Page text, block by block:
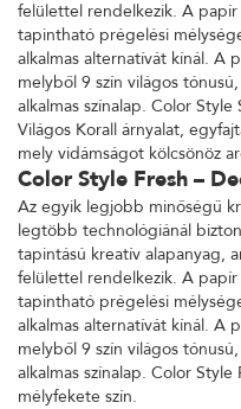
felülettel rendelkezik. A
tapintható prégelési
alkalmas alternatívát kínál. A
melyből 9 szín világos
alkalmas színalap. Color
Világos Korall árnyalat,
mely vidámságot kölcsönöz
Color Style Fresh –
Az egyik legjobb minőségű
legtöbb technológiánál
tapintású kreatív alapanyag,
felülettel rendelkezik. A
tapintható prégelési
alkalmas alternatívát kínál. A
melyből 9 szín világos
alkalmas színalap. Color
mélyfekete szín.